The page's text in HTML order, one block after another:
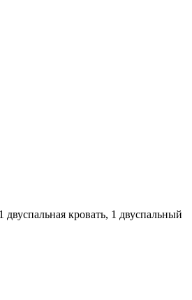
двуспальная кровать, 1 двуспальный